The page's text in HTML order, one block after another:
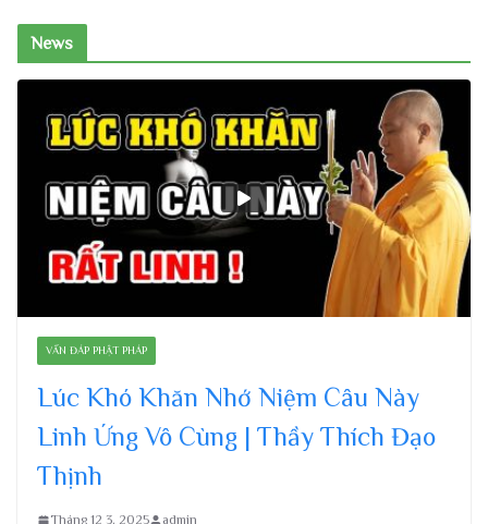
News
VẤN ĐÁP PHẬT PHÁP
Lúc Khó Khăn Nhớ Niệm Câu Này
Linh Ứng Vô Cùng | Thầy Thích Đạo
Thịnh
Tháng 12 3, 2025 admin